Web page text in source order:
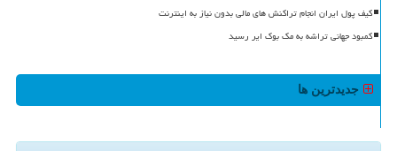
کیف پول ایران انجام تراکنش های مالی بدون نیاز به اینترنت
کمبود جهانی تراشه به مک بوک ایر رسید
جدیدترین ها